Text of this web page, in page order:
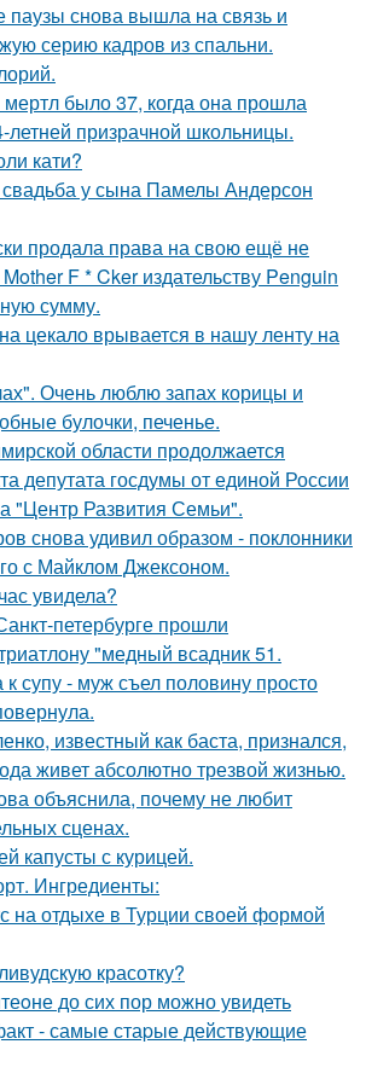
паузы снова вышла на связь и
серию кадров из спальни.
было 37, когда она прошла
летней призрачной школьницы.
кати?
свадьба у сына Памелы Андерсон
продала права на свою ещё не
F * Cker издательству Penguin
сумму.
цекало врывается в нашу ленту на
Очень люблю запах корицы и
булочки, печенье.
области продолжается
депутата госдумы от единой России
"Центр Развития Семьи".
снова удивил образом - поклонники
с Майклом Джексоном.
увидела?
петербурге прошли
"медный всадник 51.
супу - муж съел половину просто
известный как баста, признался,
живет абсолютно трезвой жизнью.
объяснила, почему не любит
сценах.
капусты с курицей.
Ингредиенты:
на отдыхе в Турции своей формой
красотку?
до сих пор можно увидеть
- самые стаpые действующие